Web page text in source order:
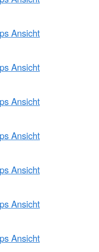
Ansicht
Ansicht
Ansicht
Ansicht
Ansicht
Ansicht
Ansicht